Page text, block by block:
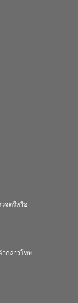
จตรีหรือ
กล่าวโทษ